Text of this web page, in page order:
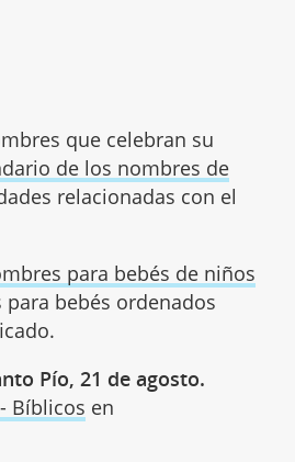
que celebran su
de los nombres de
relacionadas con el
para bebés de niños
bebés ordenados
Pío, 21 de agosto.
Bíblicos en